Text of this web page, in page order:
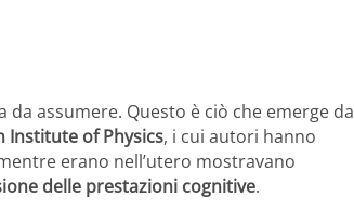
da assumere. Questo è ciò che emerge da
Institute of Physics, i cui autori hanno
erano nell’utero mostravano
delle prestazioni cognitive.